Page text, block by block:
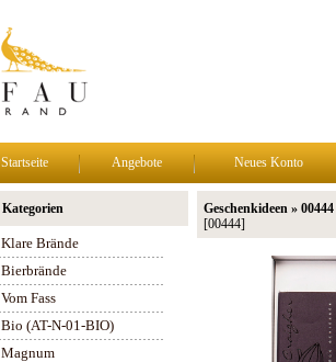
Startseite Angebote Neues Konto
Kategorien
Klare Brände
Bierbrände
Vom Fass
Bio (AT-N-01-BIO)
Magnum
Geschenkideen »
[00444]